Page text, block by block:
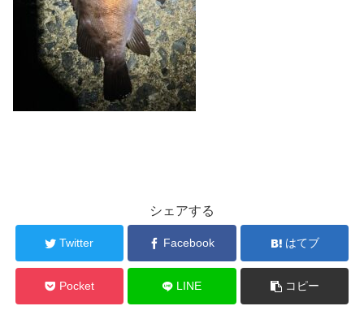
シェアする
Twitter Facebook はてブ
Pocket LINE コピー